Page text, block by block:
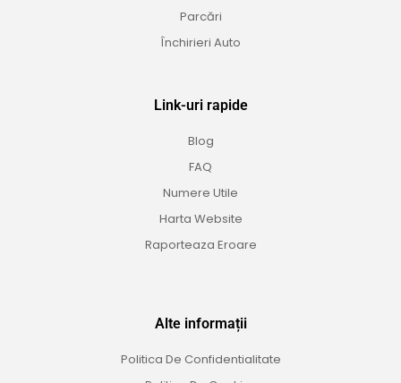
Parcări
Închirieri Auto
Link-uri rapide
Blog
FAQ
Numere Utile
Harta Website
Raporteaza Eroare
Alte informații
Politica De Confidentialitate